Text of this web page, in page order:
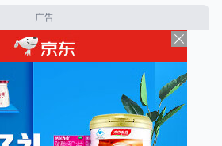
广告